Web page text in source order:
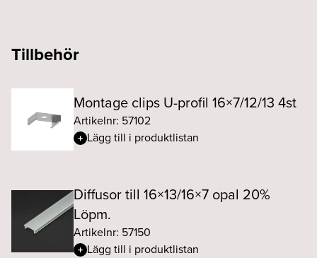
Tillbehör
Montage clips U-profil 16×7/12/13 4st
Artikelnr: 57102
Lägg till i produktlistan
Diffusor till 16×13/16×7 opal 20%
Löpm.
Artikelnr: 57150
Lägg till i produktlistan